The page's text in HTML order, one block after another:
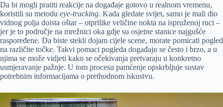
Da bi mogli pratiti reakcije na događaje gotovo u realnom vremenu,
koristili su metodu eye-tracking. Kada gledate svijet, samo je mali dio
vidnog polja doista oštar – otprilike veličine nokta na ispruženoj ruci –
jer je to područje na mrežnici oka gdje su osjetne stanice najgušće
raspoređene. Da biste stekli dojam cijele scene, morate pomicati pogled
na različite točke. Takvi pomaci pogleda događaju se često i brzo, a u
njima se može vidjeti kako se očekivanja pretvaraju u konkretno
usmjeravanje pažnje. U tom procesu pamćenje opskrbljuje sustav
potrebnim informacijama o prethodnom iskustvu.